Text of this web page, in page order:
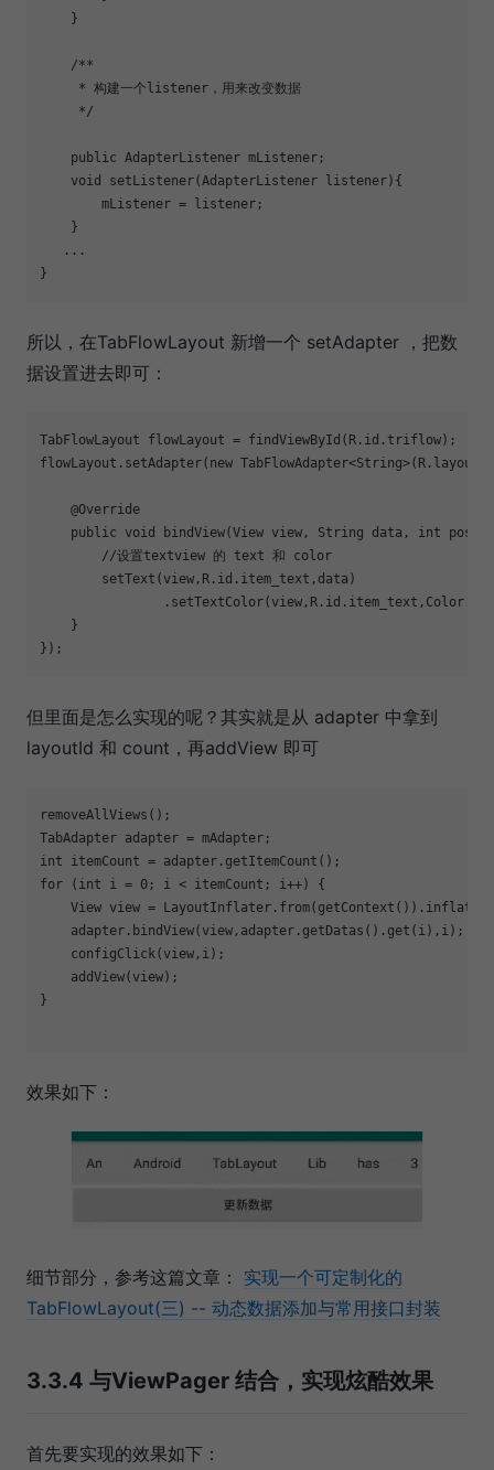
    }
    /**
     * 构建一个listener，用来改变数据
     */
    public AdapterListener mListener;
    void
setListener(AdapterListener listener){
        mListener = listener;
    }
   ...
所以，在TabFlowLayout 新增一个 setAdapter ，把数
据设置进去即可：
TabFlowLayout flowLayout = findViewById(R.id.triflow);
flowLayout.setAdapter(new
    @Override
    public void
bindView(View view, String data, int
        //设置textview 的 text 和 color
setText(view,R.id.item_text,data)
    }
但里面是怎么实现的呢？其实就是从 adapter 中拿到
layoutId 和 count，再addView 即可
removeAllViews();
TabAdapter adapter = mAdapter;
for (int i = 0; i < itemCount; i++) {
View view =
    adapter.bindView(view,adapter.getDatas().get(i),i);
    configClick(view,i);
    addView(view);
}
效果如下：
细节部分，参考这篇文章： 实现一个可定制化的
TabFlowLayout(三) -- 动态数据添加与常用接口封装
3.3.4 与ViewPager 结合，实现炫酷效果
首先要实现的效果如下：